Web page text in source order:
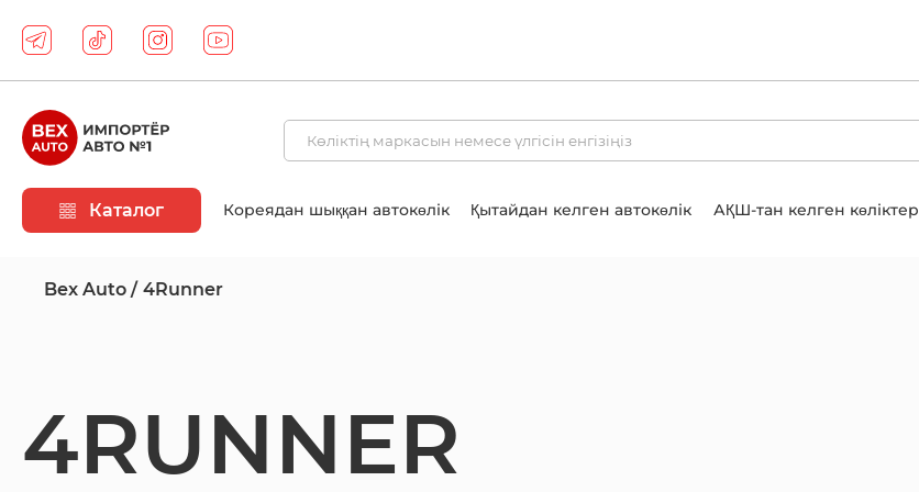
Каталог Кореядан шыққан автокөлік Қытайдан келген автокөлік АҚШ-тан келген көліктер
Bex Auto 4Runner
4RUNNER